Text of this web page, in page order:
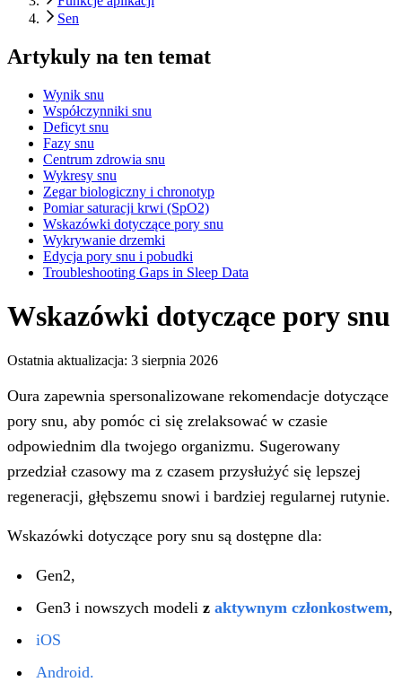
Sen
Artykuly na ten temat
Wynik snu
Współczynniki snu
Deficyt snu
Fazy snu
Centrum zdrowia snu
Wykresy snu
Zegar biologiczny i chronotyp
Pomiar saturacji krwi (SpO2)
Wskazówki dotyczące pory snu
Wykrywanie drzemki
Edycja pory snu i pobudki
Troubleshooting Gaps in Sleep Data
Wskazówki dotyczące pory snu
Ostatnia aktualizacja: 3 sierpnia 2026
Oura zapewnia spersonalizowane rekomendacje dotyczące
pory snu, aby pomóc ci się zrelaksować w czasie
odpowiednim dla twojego organizmu. Sugerowany
przedział czasowy ma z czasem przysłużyć się lepszej
regeneracji, głębszemu snowi i bardziej regularnej rutynie.
Wskazówki dotyczące pory snu są dostępne dla:
Gen2,
Gen3 i nowszych modeli z aktywnym członkostwem,
iOS
Android.